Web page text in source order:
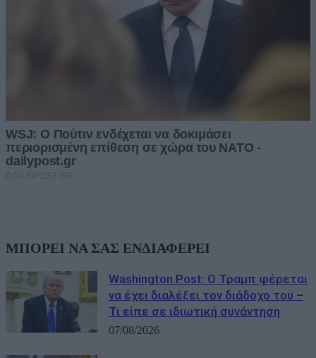
ΜΠΟΡΕΙ ΝΑ ΣΑΣ ΕΝΔΙΑΦΕΡΕΙ
Washington Post: Ο Τραμπ φέρεται
να έχει διαλέξει τον διάδοχο του –
Τι είπε σε ιδιωτική συνάντηση
07/08/2026